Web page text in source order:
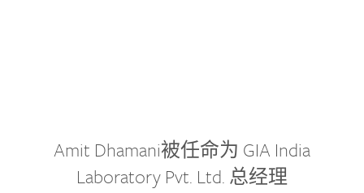
Amit Dhamani被任命为 GIA India
Laboratory Pvt. Ltd. 总经理